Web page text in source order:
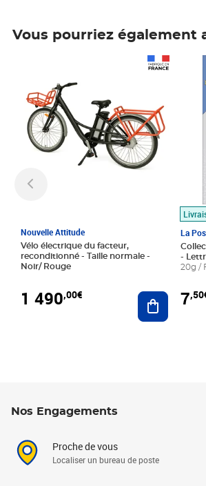
Vous pourriez également
Nouvelle Attitude
Vélo électrique du facteur,
reconditionné - Taille normale -
Noir/ Rouge
1 490,00€ Ajouter
La
-
20g /
7
Prix
Nos Engagements
Proche de vous
Localiser un bureau de poste